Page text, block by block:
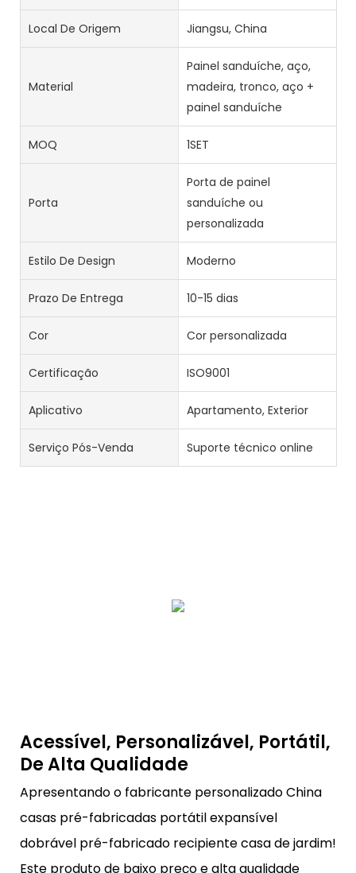
Local De Origem Jiangsu, China
Material
Painel sanduíche, aço,
madeira, tronco, aço +
painel sanduíche
MOQ 1SET
Porta
Porta de painel
sanduíche ou
personalizada
Estilo De Design Moderno
Prazo De Entrega 10-15 dias
Cor Cor personalizada
Certificação ISO9001
Aplicativo Apartamento, Exterior
Serviço Pós-Venda Suporte técnico online
Acessível, Personalizável, Portátil,
De Alta Qualidade
Apresentando o fabricante personalizado China
casas pré-fabricadas portátil expansível
dobrável pré-fabricado recipiente casa de jardim!
Este produto de baixo preço e alta qualidade